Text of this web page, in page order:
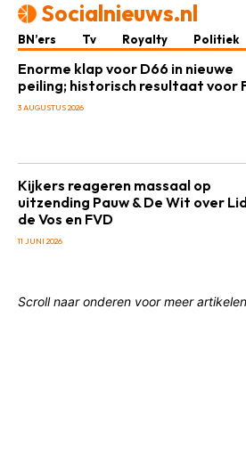
Socialnieuws.nl
BN’ers Tv Royalty Politiek
Enorme klap voor D66 in nieuwe
peiling; historisch resultaat voor
3 AUGUSTUS 2026
Kijkers reageren massaal op
uitzending Pauw & De Wit over
de Vos en FVD
11 JUNI 2026
Scroll naar onderen voor meer artikelen